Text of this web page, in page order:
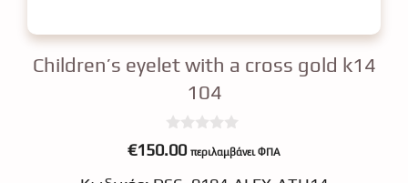
Children’s eyelet with a cross gold k14
104
0
o
€150.00 περιλαμβάνει ΦΠΑ